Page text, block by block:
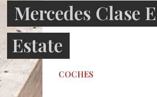
Mercedes Clase
Estate
COCHES